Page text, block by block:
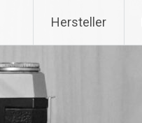
Hersteller